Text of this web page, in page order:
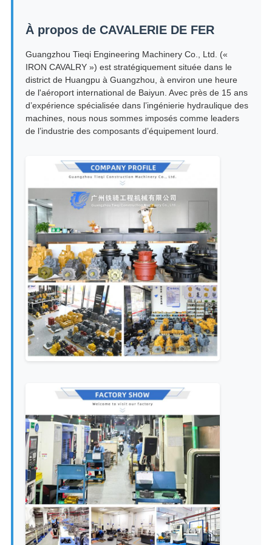
À propos de CAVALERIE DE FER
Guangzhou Tieqi Engineering Machinery Co., Ltd. («
IRON CAVALRY ») est stratégiquement située dans le
district de Huangpu à Guangzhou, à environ une heure
de l'aéroport international de Baiyun. Avec près de 15 ans
d’expérience spécialisée dans l’ingénierie hydraulique des
machines, nous nous sommes imposés comme leaders
de l’industrie des composants d’équipement lourd.